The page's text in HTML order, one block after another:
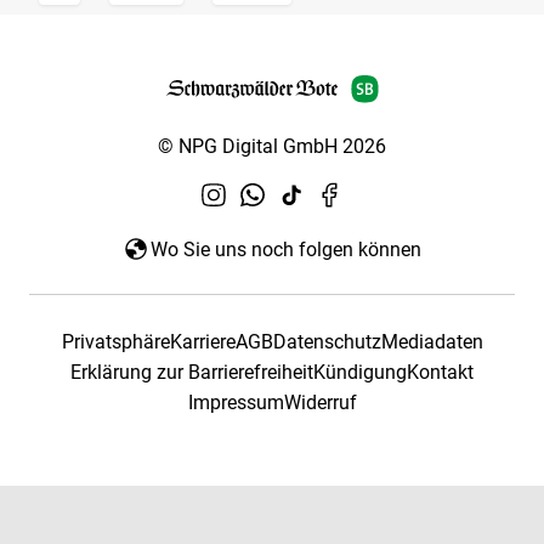
© NPG Digital GmbH 2026
Wo Sie uns noch folgen können
PrivatsphäreKarriereAGBDatenschutzMediadaten
Erklärung zur BarrierefreiheitKündigungKontakt
ImpressumWiderruf